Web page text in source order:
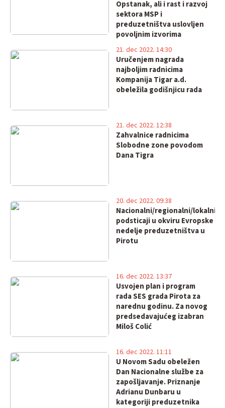
Opstanak, ali i rast i razvoj
sektora MSP i
preduzetništva uslovljen
povoljnim izvorima
finansiranja
Uručenjem nagrada
najboljim radnicima
Kompanija Tigar a.d.
obeležila godišnjicu rada
21. dec 2022. 14:30
Zahvalnice radnicima
Slobodne zone povodom
Dana Tigra
21. dec 2022. 12:38
Nacionalni/regionalni/lokalni
podsticaji u okviru Evropske
nedelje preduzetništva u
Pirotu
20. dec 2022. 09:38
Usvojen plan i program
rada SES grada Pirota za
narednu godinu. Za novog
predsedavajućeg izabran
Miloš Colić
16. dec 2022. 13:37
U Novom Sadu obeležen
Dan Nacionalne službe za
zapošljavanje. Priznanje
Adrianu Dunbaru u
kategoriji preduzetnika
16. dec 2022. 11:11